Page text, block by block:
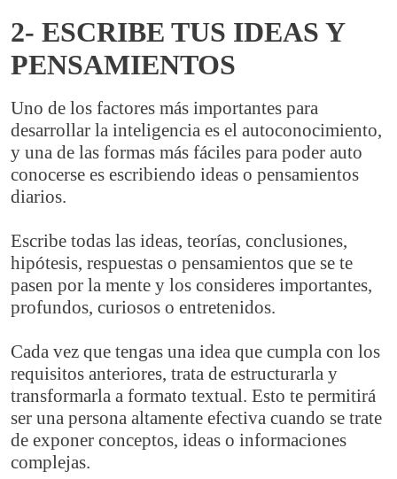
2- ESCRIBE TUS IDEAS Y
PENSAMIENTOS
Uno de los factores más importantes para
desarrollar la inteligencia es el autoconocimiento,
y una de las formas más fáciles para poder auto
conocerse es escribiendo ideas o pensamientos
diarios.
Escribe todas las ideas, teorías, conclusiones,
hipótesis, respuestas o pensamientos que se te
pasen por la mente y los consideres importantes,
profundos, curiosos o entretenidos.
Cada vez que tengas una idea que cumpla con los
requisitos anteriores, trata de estructurarla y
transformarla a formato textual. Esto te permitirá
ser una persona altamente efectiva cuando se trate
de exponer conceptos, ideas o informaciones
complejas.